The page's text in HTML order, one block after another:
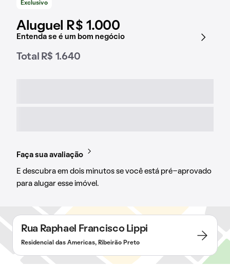
Exclusivo
Aluguel R$ 1.000
Entenda se é um bom negócio
Total R$ 1.640
Faça sua avaliação
E descubra em dois minutos se você está pré-aprovado
para alugar esse imóvel.
Rua Raphael Francisco Lippi
Residencial das Americas, Ribeirão Preto